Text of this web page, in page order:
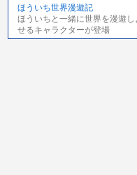
ほういち世界漫遊記
ほういちと一緒に世界を漫遊
せるキャラクターが登場